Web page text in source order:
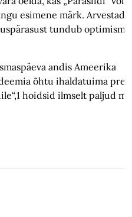
esimene märk.
tundub optimism
andis Ameerika
õhtu ihaldatuima
hoidsid ilmselt paljud